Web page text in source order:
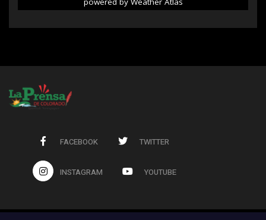
FACEBOOK TWITTER
INSTAGRAM YOUTUBE